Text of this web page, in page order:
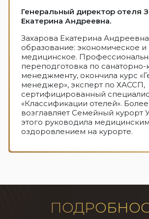
Генеральный директор отеля
Екатерина Андреевна.
Захарова Екатерина
образование: экономическое и
медицинское.
переподготовка по санаторно-
менеджменту, окончила курс
менеджер», эксперт по ХАССП,
сертифицированный
«Классификации отелей». Более
возглавляет Семейный курорт
этого руководила медицинским
оздоровлением на курорте.